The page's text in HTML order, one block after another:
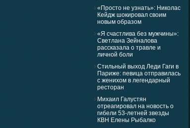
«Просто не узнать»: Николас
Кейдж шокировал своим
новым образом
«Я счастлива без мужчины»:
Светлана Зейналова
рассказала о травле и
личной боли
Стильный выход Леди Гаги в
Париже: певица отправилась
с женихом в легендарный
ресторан
Михаил Галустян
отреагировал на новость о
гибели 53-летней звезды
КВН Елены Рыбалко